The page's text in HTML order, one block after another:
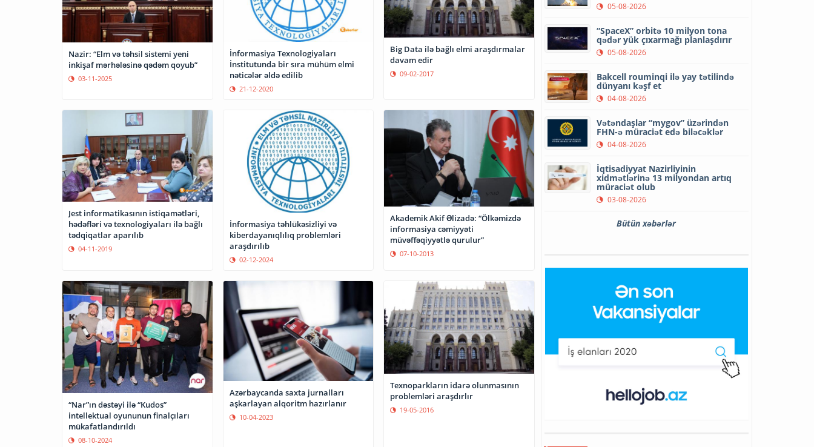
Nazir: “Elm və təhsil sistemi yeni
inkişaf mərhələsinə qədəm qoyub”
03-11-2025
İnformasiya Texnologiyaları
İnstitutunda bir sıra mühüm elmi
nəticələr əldə edilib
21-12-2020
Big Data ilə bağlı elmi araşdırmalar
davam edir
09-02-2017
Jest informatikasının istiqamətləri,
hədəfləri və texnologiyaları ilə bağlı
tədqiqatlar aparılıb
04-11-2019
İnformasiya təhlükəsizliyi və
kiberdayanıqlılıq problemləri
araşdırılıb
02-12-2024
Akademik Akif Əlizadə: “Ölkəmizdə
informasiya cəmiyyəti
müvəffəqiyyətlə qurulur”
07-10-2013
“Nar”ın dəstəyi ilə “Kudos”
intellektual oyununun finalçıları
mükafatlandırıldı
08-10-2024
Azərbaycanda saxta jurnalları
aşkarlayan alqoritm hazırlanır
10-04-2023
Texnoparkların idarə olunmasının
problemləri araşdırlır
19-05-2016
05-08-2026
“SpaceX” orbitə 10 milyon tona
qədər yük çıxarmağı planlaşdırır
05-08-2026
Bakcell rouminqi ilə yay tətilində
dünyanı kəşf et
04-08-2026
Vətəndaşlar “mygov” üzərindən
FHN-ə müraciət edə biləcəklər
04-08-2026
İqtisadiyyat Nazirliyinin
xidmətlərinə 13 milyondan artıq
müraciət olub
03-08-2026
Bütün xəbərlər